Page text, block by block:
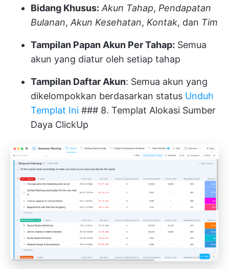
Bidang Khusus: Akun Tahap, Pendapatan
Bulanan, Akun Kesehatan, Kontak, dan Tim
Tampilan Papan Akun Per Tahap: Semua
akun yang diatur oleh setiap tahap
Tampilan Daftar Akun: Semua akun yang
dikelompokkan berdasarkan status Unduh
Templat Ini ### 8. Templat Alokasi Sumber
Daya ClickUp